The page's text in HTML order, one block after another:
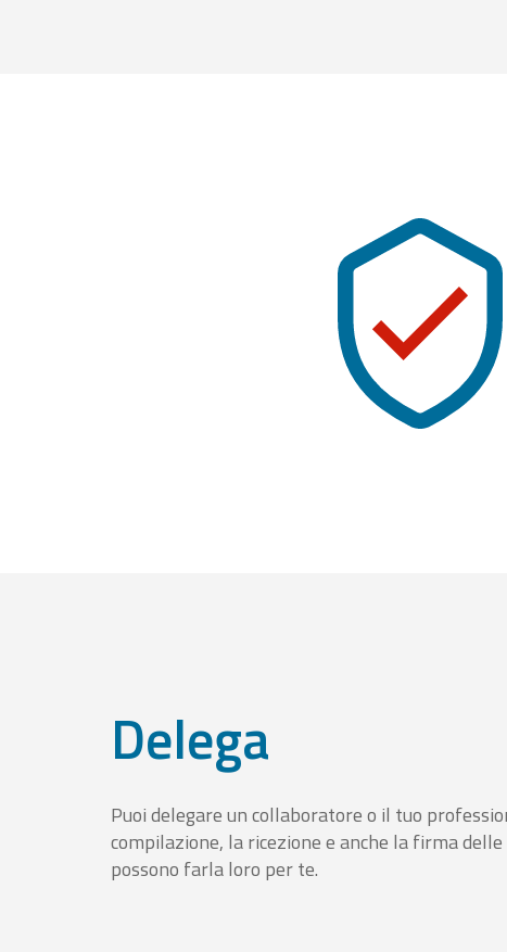
Delega
Puoi delegare un collaboratore o il tuo
compilazione, la ricezione e anche la firma
possono farla loro per te.